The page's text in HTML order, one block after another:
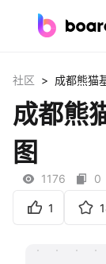
社区资源
企业服务
社区 > 成都熊猫
成都熊
图
1176 0
1